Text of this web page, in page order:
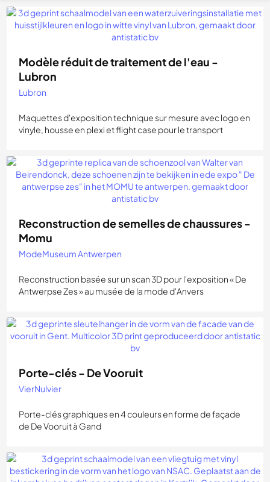
Modèle réduit de traitement de l'eau -
Lubron
Lubron
Maquettes d'exposition technique sur mesure avec logo en
vinyle, housse en plexi et flight case pour le transport
Reconstruction de semelles de chaussures -
Momu
ModeMuseum Antwerpen
Reconstruction basée sur un scan 3D pour l'exposition « De
Antwerpse Zes » au musée de la mode d'Anvers
Porte-clés - De Vooruit
VierNulvier
Porte-clés graphiques en 4 couleurs en forme de façade
de De Vooruit à Gand